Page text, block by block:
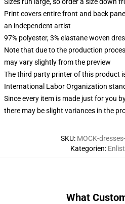
Print covers entire front and back
an independent artist
97% polyester, 3% elastane woven
Note that due to the production
may vary slightly from the preview
The third party printer of this product
International Labor Organization
Since every item is made just for you
there may be slight variances in the
SKU: MOCK-
Kategorien:
What